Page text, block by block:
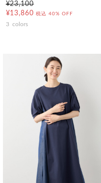
¥23,100
¥13,860 税込 40% OFF
3 colors